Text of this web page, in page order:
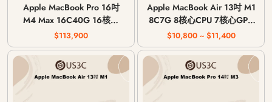
Apple MacBook Pro 16吋
M4 Max 16C40G 16核心
CPU 40核心GPU 48G 記憶
體 2024年
$113,900
Apple MacBook Air 13吋 M1
8C7G 8核心CPU 7核心GPU
8G 記憶體 2020年
$10,800 ~ $11,400